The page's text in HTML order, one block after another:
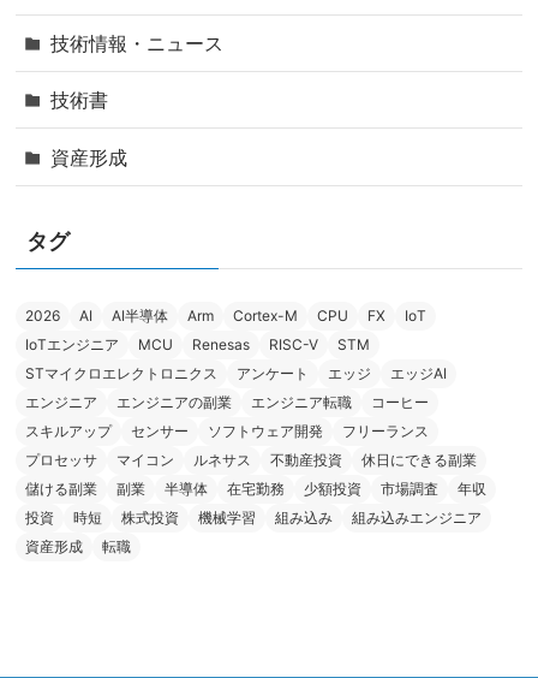
技術情報・ニュース
技術書
資産形成
タグ
2026 AI AI半導体 Arm Cortex-M CPU FX
IoT
IoTエンジニア
MCU Renesas RISC-V
STM
STマイクロエレクトロニクス
アンケート エッジ
エッジAI
エンジニア
エンジニアの副業 エンジニア転職
コーヒー
スキルアップ
センサー ソフトウェア開発
フリーランス
プロセッサ
マイコン ルネサス 不動産投資
休日にできる副業
儲ける副業
副業 半導体 在宅勤務 少額投資 市場調査
年収
投資
時短 株式投資 機械学習 組み込み
組み込みエンジニア
資産形成
転職